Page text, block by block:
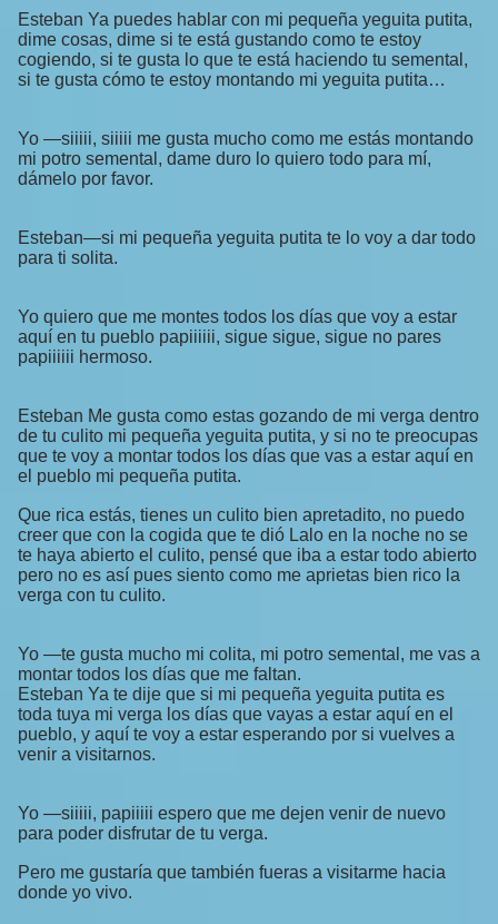
Esteban Ya puedes hablar con mi pequeña yeguita putita,
dime cosas, dime si te está gustando como te estoy
cogiendo, si te gusta lo que te está haciendo tu semental,
si te gusta cómo te estoy montando mi yeguita putita…
Yo —siiiii, siiiii me gusta mucho como me estás montando
mi potro semental, dame duro lo quiero todo para mí,
dámelo por favor.
Esteban—si mi pequeña yeguita putita te lo voy a dar todo
para ti solita.
Yo quiero que me montes todos los días que voy a estar
aquí en tu pueblo papiiiiii, sigue sigue, sigue no pares
papiiiiii hermoso.
Esteban Me gusta como estas gozando de mi verga dentro
de tu culito mi pequeña yeguita putita, y si no te preocupas
que te voy a montar todos los días que vas a estar aquí en
el pueblo mi pequeña putita.
Que rica estás, tienes un culito bien apretadito, no puedo
creer que con la cogida que te dió Lalo en la noche no se
te haya abierto el culito, pensé que iba a estar todo abierto
pero no es así pues siento como me aprietas bien rico la
verga con tu culito.
Yo —te gusta mucho mi colita, mi potro semental, me vas a
montar todos los días que me faltan.
Esteban Ya te dije que si mi pequeña yeguita putita es
toda tuya mi verga los días que vayas a estar aquí en el
pueblo, y aquí te voy a estar esperando por si vuelves a
venir a visitarnos.
Yo —siiiii, papiiiii espero que me dejen venir de nuevo
para poder disfrutar de tu verga.
Pero me gustaría que también fueras a visitarme hacia
donde yo vivo.